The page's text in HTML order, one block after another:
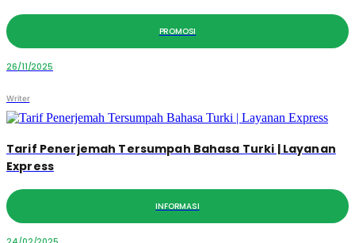
PROMOSI
26/11/2025
Writer
Tarif Penerjemah Tersumpah Bahasa Turki | Layanan
Express
INFORMASI